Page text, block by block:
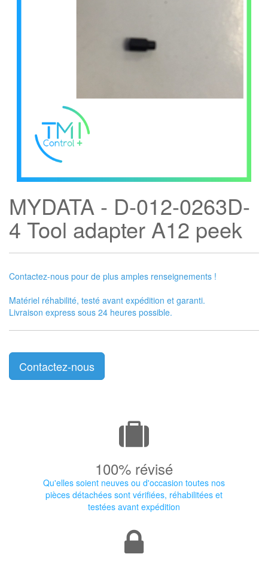
MYDATA - D-012-0263D-
4 Tool adapter A12 peek
Contactez-nous pour de plus amples renseignements !
Matériel réhabilité, testé avant expédition et garanti.
Livraison express sous 24 heures possible.
Contactez-nous
100% révisé
Qu'elles soient neuves ou d'occasion toutes nos
pièces détachées sont vérifiées, réhabilitées et
testées avant expédition